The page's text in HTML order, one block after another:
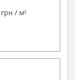
грн / м²